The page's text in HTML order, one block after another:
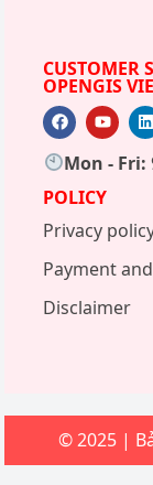
CUSTOMER
OPENGIS
Mon - Fri:
POLICY
Privacy
Payment
Disclaimer
© 2025 |